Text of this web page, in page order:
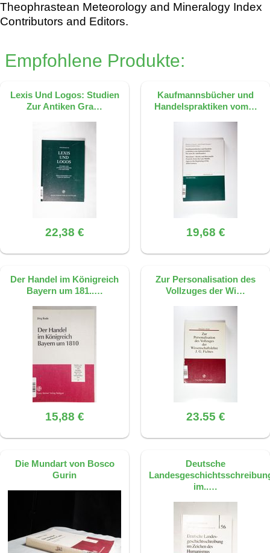
Theophrastean Meteorology and Mineralogy Index
Contributors and Editors.
Empfohlene Produkte:
Lexis Und Logos: Studien
Zur Antiken Gra…
22,38 €
Kaufmannsbücher und
Handelspraktiken vom…
19,68 €
Der Handel im Königreich
Bayern um 181..…
15,88 €
Zur Personalisation des
Vollzuges der Wi…
23.55 €
Die Mundart von Bosco
Gurin
Deutsche
im..…